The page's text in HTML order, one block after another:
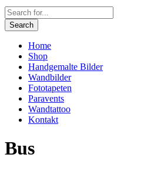
Search
Home
Shop
Handgemalte Bilder
Wandbilder
Fototapeten
Paravents
Wandtattoo
Kontakt
Bus